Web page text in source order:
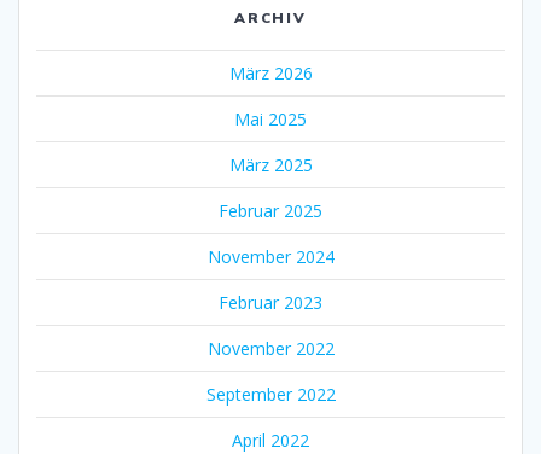
ARCHIV
März 2026
Mai 2025
März 2025
Februar 2025
November 2024
Februar 2023
November 2022
September 2022
April 2022